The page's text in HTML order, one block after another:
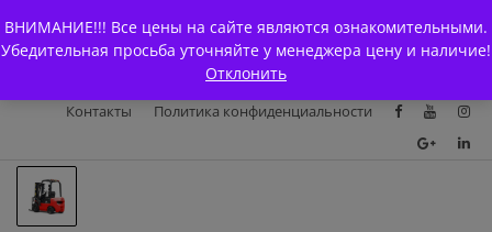
ВНИМАНИЕ!!! Все цены на сайте являются ознакомительными.
Убедительная просьба уточняйте у менеджера цену и наличие!
Отклонить
to
content
Главная
Магазин О Компании
Каталоги
Доставка и оплата
Контакты
Политика конфиденциальности